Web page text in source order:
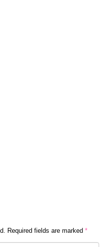
Required fields are marked *